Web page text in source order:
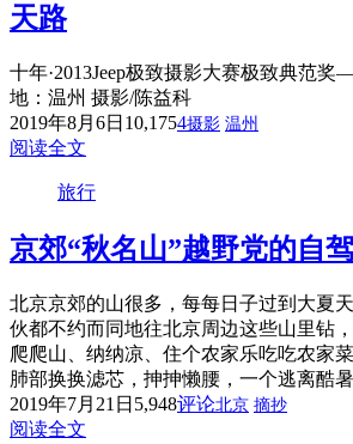
天路
十年·2013Jeep极致摄影大赛极致典范
地：温州 摄影/陈益科
2019年8月6日 10,1754摄影 温州
阅读全文
旅行
京郊“秋名山”越野党的自
北京京郊的山很多，每每日子过到大夏
伙都不约而同地往北京周边这些山里钻
爬爬山、纳纳凉、住个农家乐吃吃农家
肺部换换滤芯，抻抻懒腰，一个逃离酷
2019年7月21日 5,948评论北京 摘抄
阅读全文